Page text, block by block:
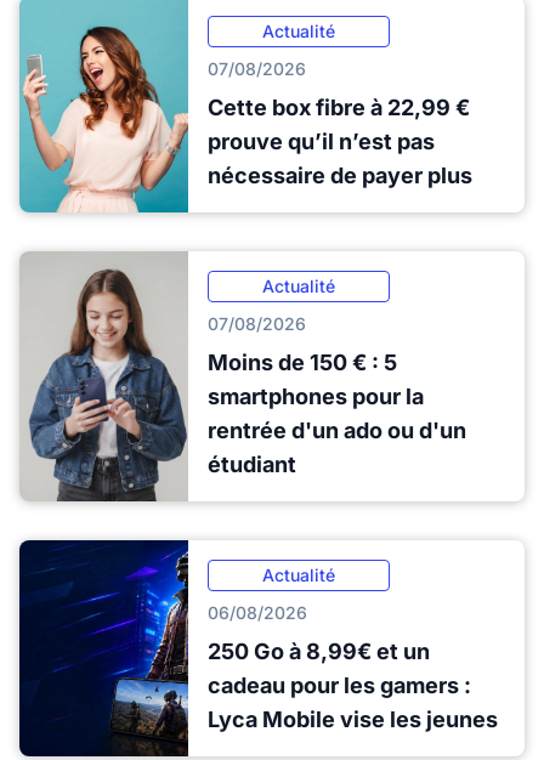
Actualité
07/08/2026
Cette box fibre à 22,99 €
prouve qu’il n’est pas
nécessaire de payer plus
Actualité
07/08/2026
Moins de 150 € : 5
smartphones pour la
rentrée d'un ado ou d'un
étudiant
Actualité
06/08/2026
250 Go à 8,99€ et un
cadeau pour les gamers :
Lyca Mobile vise les jeunes